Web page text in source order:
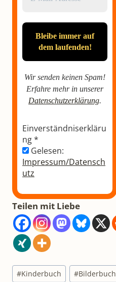
Wir senden keinen Spam!
Erfahre mehr in unserer
Datenschutzerklärung.
Einverständniserkläru
ng*
Gelesen:
Impressum/Datensch
utz
Teilen mit Liebe
Schlagworte:
#Kinderbuch #Bilderbuch